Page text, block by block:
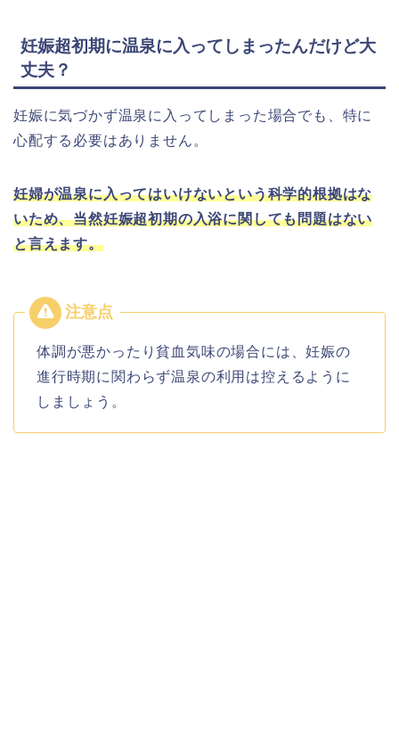
妊娠超初期に温泉に入ってしまったんだけど大
丈夫？
妊娠に気づかず温泉に入ってしまった場合でも、特に
心配する必要はありません。
妊婦が温泉に入ってはいけないという科学的根拠はな
いため、当然妊娠超初期の入浴に関しても問題はない
と言えます。
体調が悪かったり貧血気味の場合には、妊娠の
進行時期に関わらず温泉の利用は控えるように
しましょう。